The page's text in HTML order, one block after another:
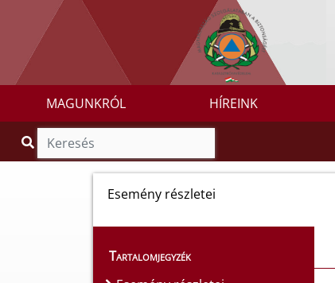
MAGUNKRÓL HÍREINK
Esemény részletei
Tartalomjegyzék